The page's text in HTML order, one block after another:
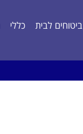
ביטוחים לבית כללי